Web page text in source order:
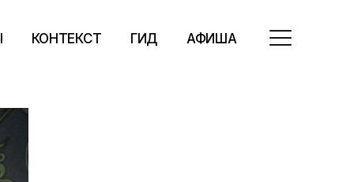
КОНТЕКСТ ГИД АФИША